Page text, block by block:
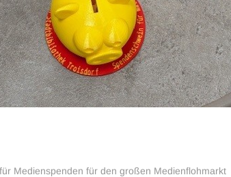
Medienspenden für den großen Medienflohmarkt